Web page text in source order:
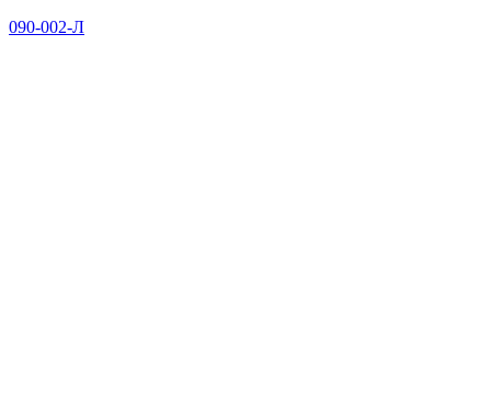
090-002-Л